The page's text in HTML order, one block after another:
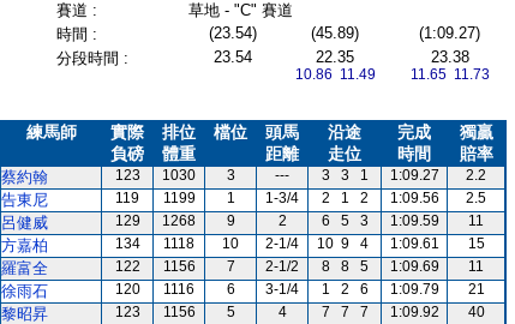
賽道 :
草地 - "C" 賽道
時間 : (23.54) (45.89)
(1:09.27)
分段時間 :
23.54 22.35
10.86 11.49
23.38
11.65 11.73
練馬師
實際
負磅
排位
體重
檔位
頭馬
距離
沿途
走位
完成
時間
獨贏
賠率
蔡約翰 123 1030 3 --- 3 3 1 1:09.27
2.2
告東尼 119 1199 1 1-3/4 2 1 2 1:09.56
2.5
呂健威 129 1268 9 2 6 5 3 1:09.59
11
方嘉柏 134 1118 10 2-1/4 10 9 4 1:09.61
15
羅富全 122 1156 7 2-1/2 8 8 5 1:09.69
11
徐雨石 120 1116 6 3-1/4 1 2 6 1:09.79
21
黎昭昇 123 1156 5 4 7 7 7 1:09.92
40